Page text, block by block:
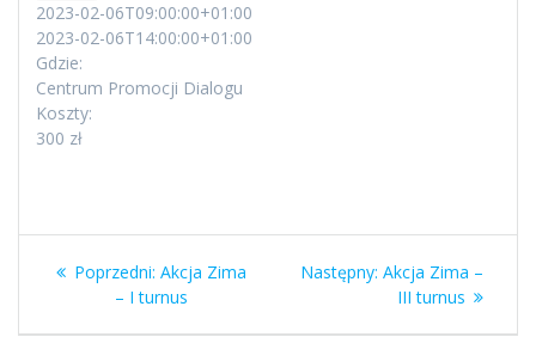
2023-02-06T09:00:00+01:00
2023-02-06T14:00:00+01:00
Gdzie:
Centrum Promocji Dialogu
Koszty:
300 zł
Nawigacja
wpisu
Poprzedni: Poprzedni
wpis:
Akcja Zima
– I turnus
Następny: Następny
wpis:
Akcja Zima –
III turnus